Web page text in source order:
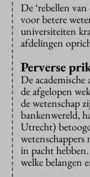
De ‘rebellen
voor betere
universiteiten
afdelingen
Perverse
De academische
de afgelopen
de wetenschap
bankenwereld,
Utrecht)
wetenschappers
in pacht
welke belangen